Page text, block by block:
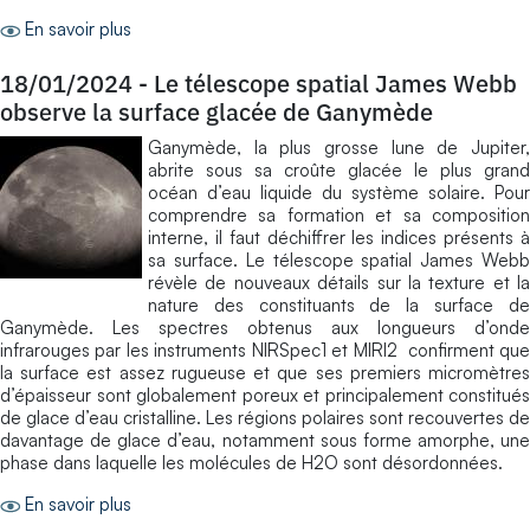
En savoir plus
18/01/2024 - Le télescope spatial James Webb
observe la surface glacée de Ganymède
Ganymède, la plus grosse lune de Jupiter,
abrite sous sa croûte glacée le plus grand
océan d’eau liquide du système solaire. Pour
comprendre sa formation et sa composition
interne, il faut déchiffrer les indices présents à
sa surface. Le télescope spatial James Webb
révèle de nouveaux détails sur la texture et la
nature des constituants de la surface de
Ganymède. Les spectres obtenus aux longueurs d’onde
infrarouges par les instruments NIRSpec1 et MIRI2 confirment que
la surface est assez rugueuse et que ses premiers micromètres
d’épaisseur sont globalement poreux et principalement constitués
de glace d’eau cristalline. Les régions polaires sont recouvertes de
davantage de glace d’eau, notamment sous forme amorphe, une
phase dans laquelle les molécules de H2O sont désordonnées.
En savoir plus